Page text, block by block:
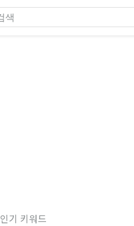
인기 키워드